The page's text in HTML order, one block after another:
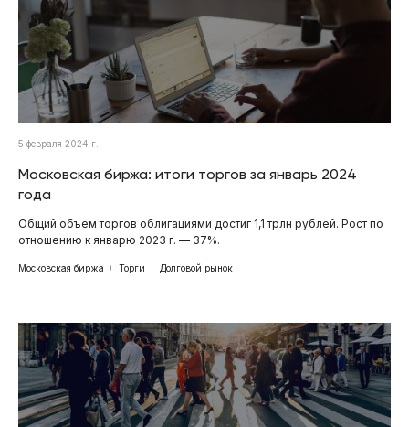
5 февраля 2024 г.
Московская биржа: итоги торгов за январь 2024
года
Общий объем торгов облигациями достиг 1,1 трлн рублей. Рост по
отношению к январю 2023 г. — 37%.
Московская биржа Торги Долговой рынок